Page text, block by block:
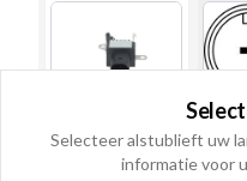
Selecteer alstublieft uw
informatie voor